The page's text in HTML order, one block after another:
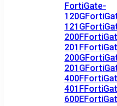
FortiGate-
120G
121G
200F
201F
200G
201G
400F
401F
600E